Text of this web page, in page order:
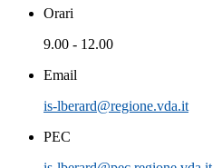
Orari
9.00 - 12.00
Email
is-lberard@regione.vda.it
PEC